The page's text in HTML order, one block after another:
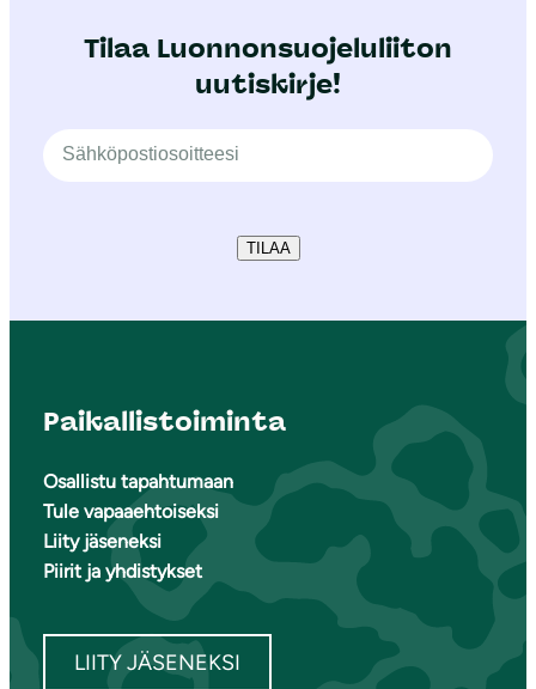
Tilaa Luonnonsuojeluliiton
uutiskirje!
TILAA
Paikallistoiminta
Osallistu tapahtumaan
Tule vapaaehtoiseksi
Liity jäseneksi
Piirit ja yhdistykset
LIITY JÄSENEKSI